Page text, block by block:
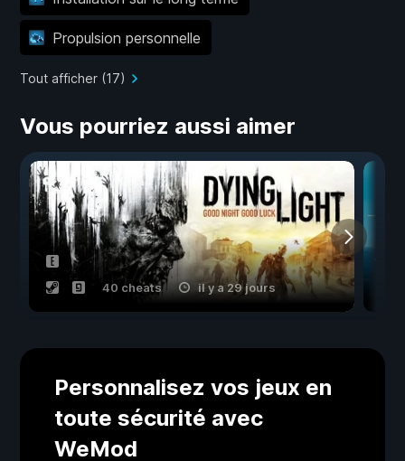
Propulsion personnelle
Tout afficher (17)
Vous pourriez aussi aimer
40 cheats il y a 29 jours
Personnalisez vos jeux en
toute sécurité avec
WeMod